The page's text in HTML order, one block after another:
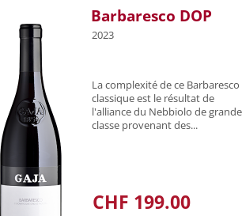
Barbaresco DOP
2023
La complexité de ce Barbaresco
classique est le résultat de
l'alliance du Nebbiolo de grande
classe provenant des...
CHF 199.00